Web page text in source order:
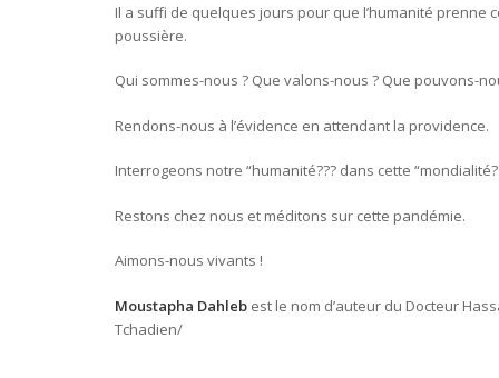
Il a suffi de quelques jours pour que l’humanité prenne
poussière.
Qui sommes-nous ? Que valons-nous ? Que pouvons-
Rendons-nous à l’évidence en attendant la providence.
Interrogeons notre “humanité??? dans cette
Restons chez nous et méditons sur cette pandémie.
Aimons-nous vivants !
Moustapha Dahleb est le nom d’auteur du Docteur
Tchadien/